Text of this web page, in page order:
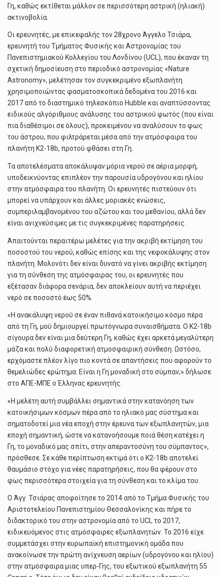
Γη, καθώς εκτίθεται μάλλον σε περισσότερη αστρική (ηλιακή)
ακτινοβολία.
Οι ερευνητές, με επικεφαλής τον 28χρονο Άγγελο Τσιάρα,
ερευνητή του Τμήματος Φυσικής και Αστρονομίας του
Πανεπιστημιακού Κολλεγίου του Λονδίνου (UCL), που έκαναν τη
σχετική δημοσίευση στο περιοδικό αστρονομίας «Nature
Astronomy», μελέτησαν τον συγκεκριμένο εξωπλανήτη
χρησιμοποιώντας φασματοσκοπικά δεδομένα του 2016 και
2017 από το διαστημικό τηλεσκόπιο Hubble και αναπτύσσοντας
ειδικούς αλγόριθμους ανάλυσης του αστρικού φωτός (που είναι
πια διαθέσιμοι σε όλους), προκειμένου να αναλύσουν το φως
του άστρου, που φιλτράρεται μέσα από την ατμόσφαιρα του
πλανήτη K2-18b, προτού φθάσει στη Γη.
Τα αποτελέσματα αποκάλυψαν μόρια νερού σε αέρια μορφή,
υποδεικνύοντας επιπλέον την παρουσία υδρογόνου και ηλίου
στην ατμόσφαιρα του πλανήτη. Οι ερευνητές πιστεύουν ότι
μπορεί να υπάρχουν και άλλες μοριακές ενώσεις,
συμπεριλαμβανομένου του αζώτου και του μεθανίου, αλλά δεν
είναι ανιχνεύσιμες με τις συγκεκριμένες παρατηρήσεις.
Απαιτούνται περαιτέρω μελέτες για την ακριβή εκτίμηση του
ποσοστού του νερού, καθώς επίσης και της νεφοκάλυψης στον
πλανήτη. Μολονότι δεν είναι δυνατό να γίνει ακριβής εκτίμηση
για τη σύνθεση της ατμόσφαιρας του, οι ερευνητές που
εξέτασαν διάφορα σενάρια, δεν αποκλείουν αυτή να περιέχει
νερό σε ποσοστό έως 50%.
«Η ανακάλυψη νερού σε έναν πιθανά κατοικήσιμο κόσμο πέρα
από τη Γη, μού δημιουργεί πρωτόγνωρα συναισθήματα. Ο K2-18b
σίγουρα δεν είναι μια δεύτερη Γη, καθώς έχει αρκετά μεγαλύτερη
μάζα και πολύ διαφορετική ατμοσφαιρική σύνθεση. Ωστόσο,
ερχόμαστε πλέον λίγο πιο κοντά σε απαντήσεις που αφορούν το
θεμελιώδες ερώτημα: Είναι η Γη μοναδική στο σύμπαν;» δήλωσε
στο ΑΠΕ-ΜΠΕ ο Έλληνας ερευνητής.
«Η μελέτη αυτή συμβάλλει σημαντικά στην κατανόηση των
κατοικήσιμων κόσμων πέρα από το ηλιακό μας σύστημα και
σηματοδοτεί μια νέα εποχή στην έρευνα των εξωπλανητών, μια
εποχή σημαντική, ώστε να κατανοήσουμε ποιά θέση κατέχει η
Γη, το μοναδικό μας σπίτι, στην απεραντοσύνη του σύμπαντος»,
πρόσθεσε. Σε κάθε περίπτωση εκτιμά ότι ο K2-18b αποτελεί
θαυμάσιο στόχο για νέες παρατηρήσεις, που θα φέρουν στο
φως περισσότερα στοιχεία για τη σύνθεση και το κλίμα του.
Ο Άγγ. Τσιάρας αποφοίτησε το 2014 από το Τμήμα Φυσικής του
Αριστοτελείου Πανεπιστημίου Θεσσαλονίκης και πήρε το
διδακτορικό του στην αστρονομία από το UCL το 2017,
ειδικευόμενος στις ατμόσφαιρες εξωπλανητών. Το 2016 είχε
συμμετάσχει στην ευρωπαϊκή επιστημονική ομάδα που
ανακοίνωσε την πρώτη ανίχνευση αερίων (υδρογόνου και ηλίου)
στην ατμόσφαιρα μιας υπερ-Γης, του εξωτικού εξωπλανήτη 55